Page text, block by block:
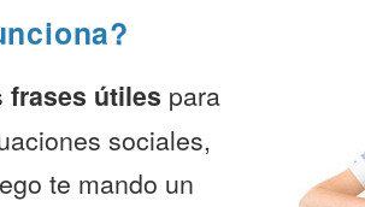
frases útiles para
sociales,
te mando un